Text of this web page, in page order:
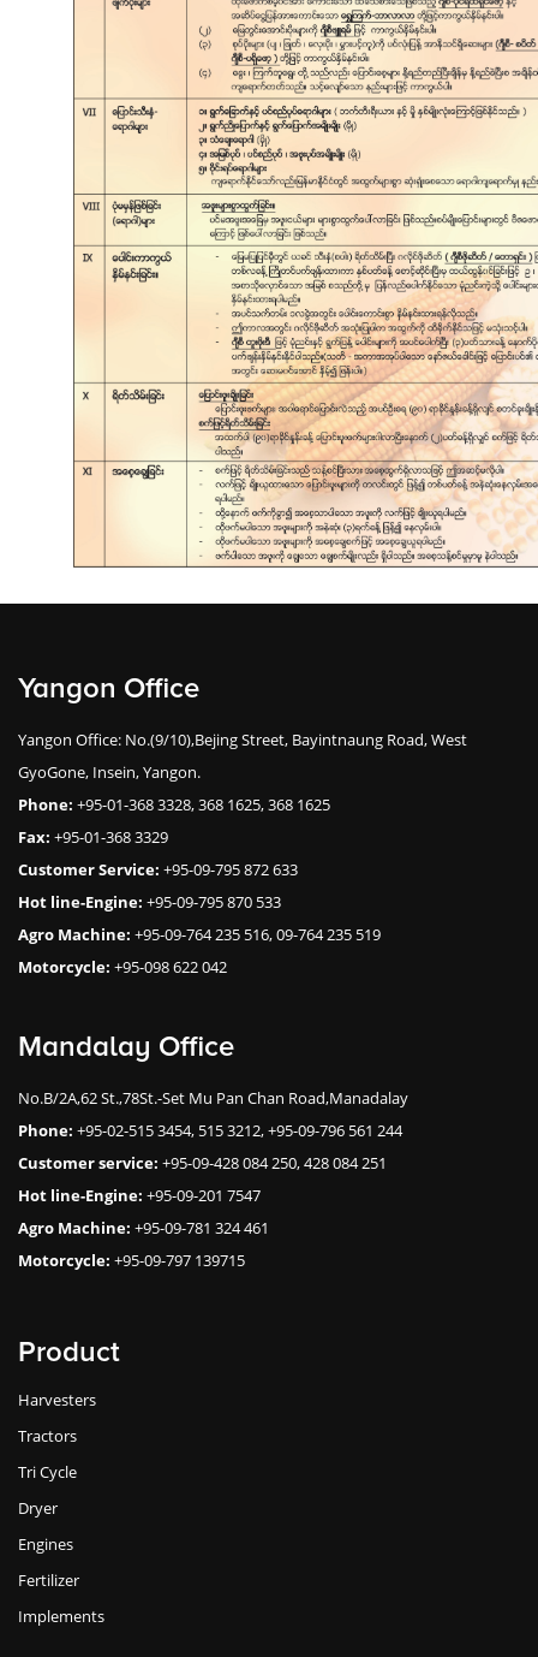
Yangon Office
Yangon Office: No.(9/10),Bejing Street, Bayintnaung Road, West
GyoGone, Insein, Yangon.
Phone: +95-01-368 3328, 368 1625, 368 1625
Fax: +95-01-368 3329
Customer Service: +95-09-795 872 633
Hot line-Engine: +95-09-795 870 533
Agro Machine: +95-09-764 235 516, 09-764 235 519
Motorcycle: +95-098 622 042
Mandalay Office
No.B/2A,62 St.,78St.-Set Mu Pan Chan Road,Manadalay
Phone: +95-02-515 3454, 515 3212, +95-09-796 561 244
Customer service: +95-09-428 084 250, 428 084 251
Hot line-Engine: +95-09-201 7547
Agro Machine: +95-09-781 324 461
Motorcycle: +95-09-797 139715
Product
Harvesters
Tractors
Tri Cycle
Dryer
Engines
Fertilizer
Implements